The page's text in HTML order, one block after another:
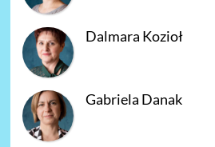
Dalmara Kozioł
Gabriela Danak